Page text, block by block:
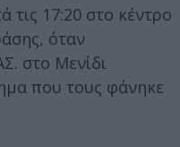
τις 17:20 στο κέντρο
όταν
στο Μενίδι
που τους φάνηκε